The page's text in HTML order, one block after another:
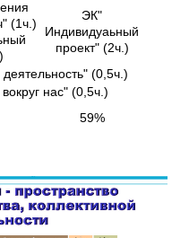
(1ч.)
ЭК"
Индивидуаьный
проект" (2ч.)
(0,5ч.)
нас" (0,5ч.)
59%